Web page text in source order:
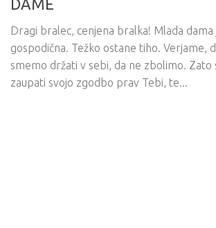
DAME
Dragi bralec, cenjena bralka! Mlada
gospodična. Težko ostane tiho. Verjame,
smemo držati v sebi, da ne zbolimo. Zato
zaupati svojo zgodbo prav Tebi, te...